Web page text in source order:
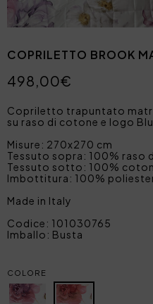
COPRILETTO BROOK
498,00€
Copriletto trapuntato
su raso di cotone e logo
Misure: 270x270 cm
Tessuto sopra: 100% raso
Tessuto sotto: 100%
Imbottitura: 100%
Made in Italy
Codice: 101030765
Imballo: Busta
COLORE